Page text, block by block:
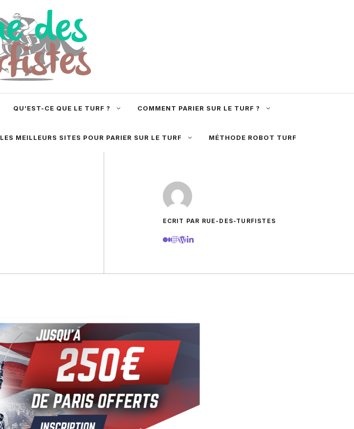
QU’EST-CE QUE LE TURF ? COMMENT PARIER SUR LE TURF ?
LES MEILLEURS SITES POUR PARIER SUR LE TURF MÉTHODE ROBOT TURF
ECRIT PAR RUE-DES-TURFISTES